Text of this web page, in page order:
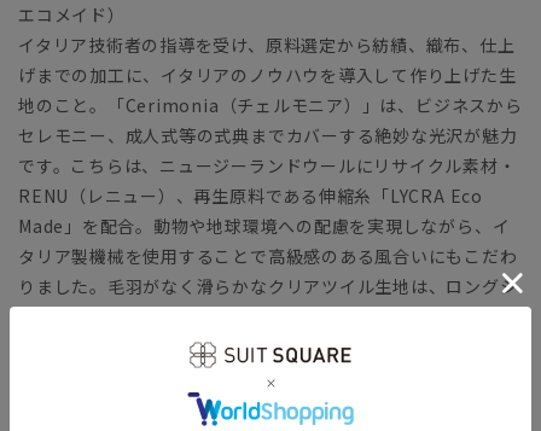
エコメイド）
イタリア技術者の指導を受け、原料選定から紡績、織布、仕上
げまでの加工に、イタリアのノウハウを導入して作り上げた生
地のこと。「Cerimonia（チェルモニア）」は、ビジネスから
セレモニー、成人式等の式典までカバーする絶妙な光沢が魅力
です。こちらは、ニュージーランドウールにリサイクル素材・
RENU（レニュー）、再生原料である伸縮糸「LYCRA Eco
Made」を配合。動物や地球環境への配慮を実現しながら、イ
タリア製機械を使用することで高級感のある風合いにもこだわ
りました。毛羽がなく滑らかなクリアツイル生地は、ロングシ
きなので、窮屈感を軽減し快適な着心地に◎